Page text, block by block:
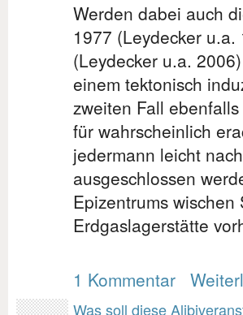
Werden dabei auch
1977 (Leydecker
(Leydecker u.a.
einem tektonisch
zweiten Fall
für wahrscheinlich
jedermann leicht
ausgeschlossen
Epizentrums
Erdgaslagerstätte
1 Kommentar
Was soll diese